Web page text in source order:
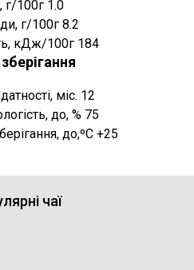
г/100г 1.0
г/100г 8.2
кДж/100г 184
міс. 12
до, % 75
до,ºC +25
чаї